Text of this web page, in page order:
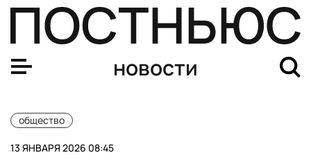
новости
общество
13 ЯНВАРЯ 2026 08:45
Тишковец: к Крещению морозы в Москве могут